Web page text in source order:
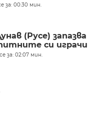
за: 00:30 мин.
(Русе) запазва
си играчи
за: 02:07 мин.